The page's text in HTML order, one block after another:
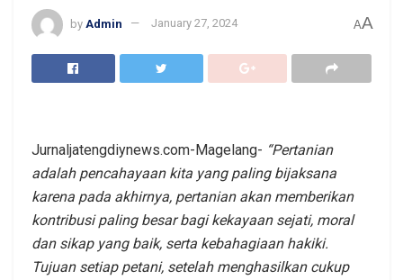
by Admin January 27, 2024 AA
Jurnaljatengdiynews.com-Magelang- “Pertanian
adalah pencahayaan kita yang paling bijaksana
karena pada akhirnya, pertanian akan memberikan
kontribusi paling besar bagi kekayaan sejati, moral
dan sikap yang baik, serta kebahagiaan hakiki.
Tujuan setiap petani, setelah menghasilkan cukup